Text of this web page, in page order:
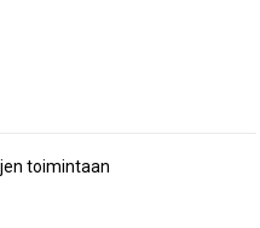
toimintaan